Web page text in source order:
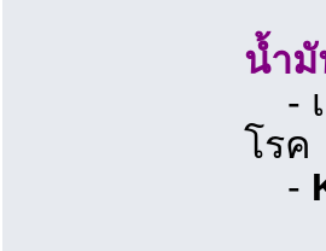
น้ำมั
- เ
โรค
-